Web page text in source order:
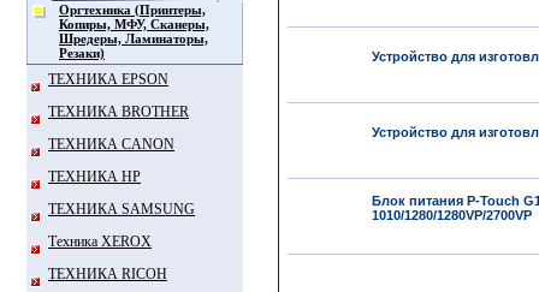
Оргтехника (Принтеры,
Копиры, МФУ, Сканеры,
Шредеры, Ламинаторы,
Резаки)
ТЕХНИКА EPSON
ТЕХНИКА BROTHER
ТЕХНИКА CANON
ТЕХНИКА HP
ТЕХНИКА SAMSUNG
Техника XEROX
ТЕХНИКА RICOH
Устройство для
Устройство для
Блок питания P-Touch
1010/1280/1280VP/2700VP